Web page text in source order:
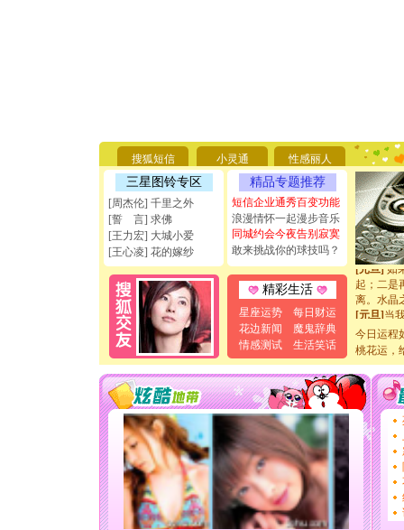
搜狐短信 小灵通 性感丽人
三星图铃专区
[周杰伦] 千里之外
[誓 言] 求佛
[王力宏] 大城小爱
[王心凌] 花的嫁纱
精品专题推荐
短信企业通秀百变功能
浪漫情怀一起漫步音乐
同城约会今夜告别寂寞
敢来挑战你的球技吗？
精彩生活
星座运势
每日财运
花边新闻
魔鬼辞典
情感测试
生活笑话
[圣诞节]
能正大
天都要快
[圣诞节]
如意,快
[元旦]看
断电。爱
你是我专
[元旦]如
起；二是
离。水晶
[元旦] 当
卖了。水
[春节]风
道一声平
[春节]传
片叶子
送你一
[圣诞节]
你太多
要平安
[圣诞节]
能正大
天都要快
今日运程
桃花运，